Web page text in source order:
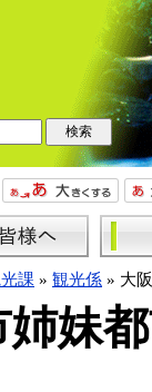
課 » 観光係 » 大
妹